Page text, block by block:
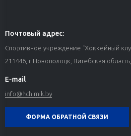
Почтовый адрес:
Спортивное учреждение "Хоккейный
211446, г.Новополоцк, Витебская
E-mail
info@hchimik.by
ФОРМА ОБРАТНОЙ СВЯЗИ